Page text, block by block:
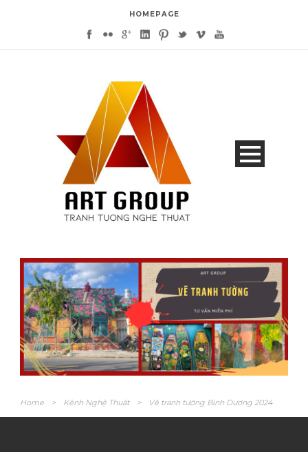
HOMEPAGE
Home > Kênh Nghệ Thuật > Vẽ tranh tường Bình Dương 2024